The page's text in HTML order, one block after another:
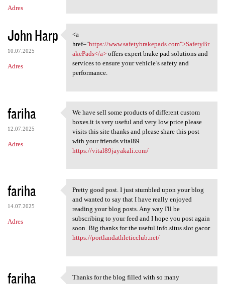
Adres
John Harp
10.07.2025
Adres
<a href="https://www
<a
href="https://www.safetybrakepads.com">SafetyBr
akePads</a>offers expert brake pad solutions and
services to ensure your vehicle’s safety and
performance.
fariha
12.07.2025
Adres
We have sell some products of
We have sell some products of different custom
boxes.it is very useful and very low price please
visits this site thanks and please share this post
with your friends.vital89
https://vital89jayakali.com/
fariha
14.07.2025
Adres
Pretty good post. I just
Pretty good post. I just stumbled upon your blog
and wanted to say that I have really enjoyed
reading your blog posts. Any way I'll be
subscribing to your feed and I hope you post again
soon. Big thanks for the useful info.situs slot gacor
https://portlandathleticclub.net/
fariha
Thanks for the blog filled with so many